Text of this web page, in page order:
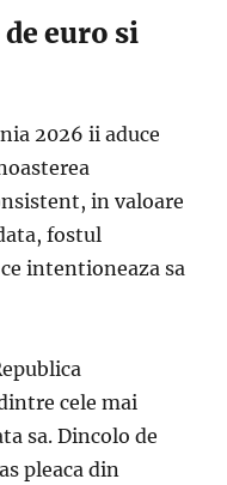
euro si
2026 ii aduce
in valoare
fostul
intentioneaza sa
cele mai
sa. Dincolo de
pleaca din